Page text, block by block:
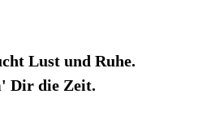
Lust und Ruhe.
Dir die Zeit.